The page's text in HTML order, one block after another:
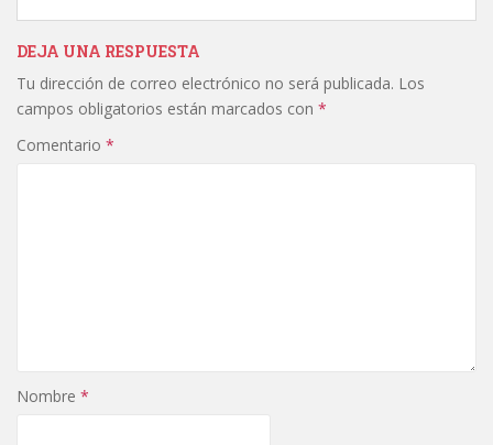
DEJA UNA RESPUESTA
Tu dirección de correo electrónico no será publicada. Los
campos obligatorios están marcados con *
Comentario *
Nombre *